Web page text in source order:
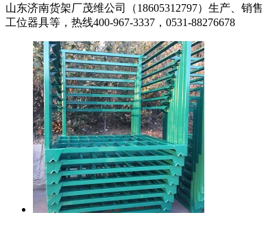
山东济南货架厂茂维公司（18605312797）生产、销
工位器具等，热线400-967-3337，0531-88276678